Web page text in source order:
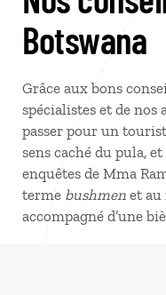
Botswana
Grâce aux bons
spécialistes et de nos
passer pour un
sens caché du pula,
enquêtes de Mma
terme bushmen et au
accompagné d’une